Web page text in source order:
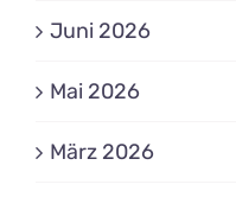
Juni 2026
Mai 2026
März 2026